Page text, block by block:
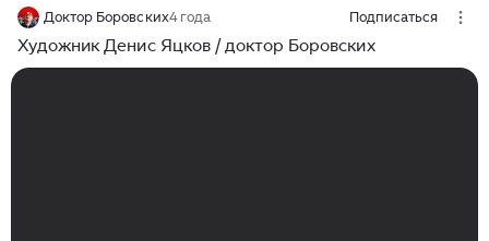
Доктор Боровских4 года Подписаться
Художник Денис Яцков / доктор Боровских